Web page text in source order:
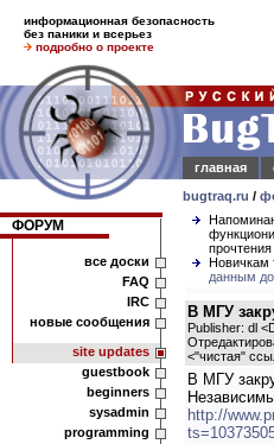
информационная безопасность
без паники и всерьез
подробно о проекте
главная
bugtraq.ru /
ФОРУМ
все доски
FAQ
IRC
новые сообщения
site updates
guestbook
beginners
sysadmin
programming
прочтения
Новичкам
данным
В МГУ
Publisher: dl
<"чистая"
В МГУ
http://